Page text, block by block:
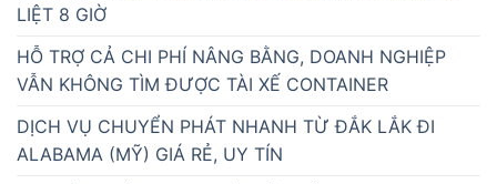
LIỆT 8 GIỜ
HỖ TRỢ CẢ CHI PHÍ NÂNG BẰNG, DOANH NGHIỆP
VẪN KHÔNG TÌM ĐƯỢC TÀI XẾ CONTAINER
DỊCH VỤ CHUYỂN PHÁT NHANH TỪ ĐẮK LẮK ĐI
ALABAMA (MỸ) GIÁ RẺ, UY TÍN